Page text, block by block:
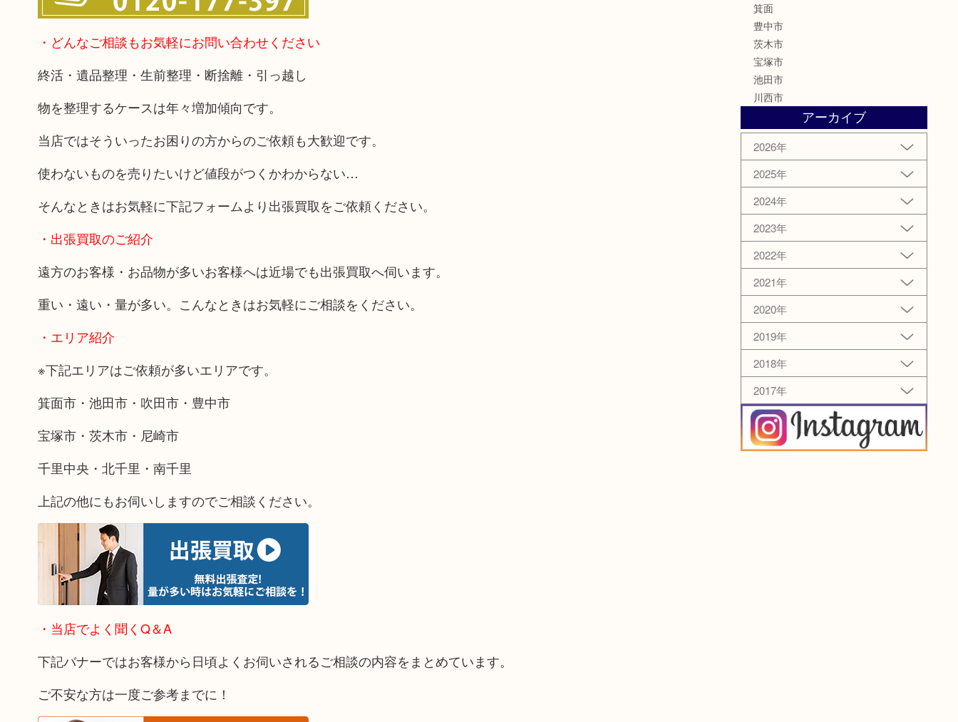
・どんなご相談もお気軽にお問い合わせください
終活・遺品整理・生前整理・断捨離・引っ越し
物を整理するケースは年々増加傾向です。
当店ではそういったお困りの方からのご依頼も大歓迎です。
使わないものを売りたいけど値段がつくかわからない…
そんなときはお気軽に下記フォームより出張買取をご依頼ください。
・出張買取のご紹介
遠方のお客様・お品物が多いお客様へは近場でも出張買取へ伺います。
重い・遠い・量が多い。こんなときはお気軽にご相談をください。
・エリア紹介
※下記エリアはご依頼が多いエリアです。
箕面市・池田市・吹田市・豊中市
宝塚市・茨木市・尼崎市
千里中央・北千里・南千里
上記の他にもお伺いしますのでご相談ください。
・当店でよく聞くQ＆A
下記バナーではお客様から日頃よくお伺いされるご相談の内容をまとめています。
ご不安な方は一度ご参考までに！
箕面
豊中市
茨木市
宝塚市
池田市
川西市
アーカイブ
2026年
2025年
2024年
2023年
2022年
2021年
2020年
2019年
2018年
2017年